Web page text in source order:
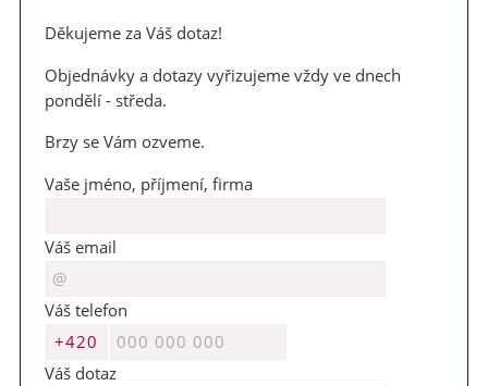
Děkujeme za Váš dotaz!
Objednávky a dotazy vyřizujeme vždy ve dnech
pondělí - středa.
Brzy se Vám ozveme.
Vaše jméno, příjmení, firma
Váš email
Váš telefon
Váš dotaz